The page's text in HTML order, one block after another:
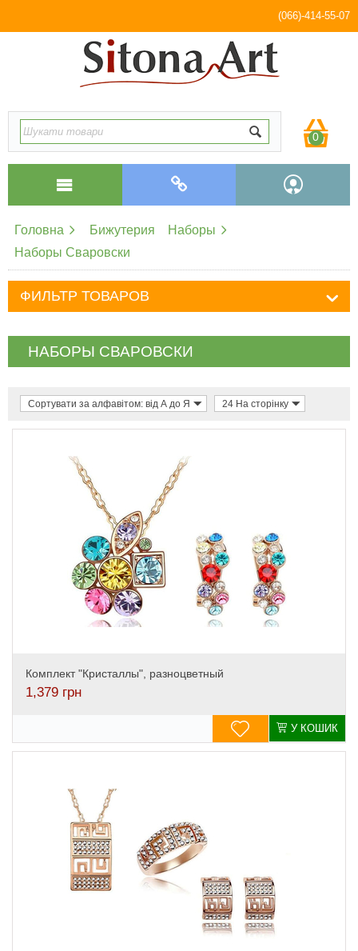
(066)-414-55-07
0
Головна Бижутерия
Наборы
Наборы Сваровски
ФИЛЬТР ТОВАРОВ
НАБОРЫ СВАРОВСКИ
Сортувати за алфавітом: від А до Я 24 На сторінку
Комплект "Кристаллы", разноцветный
1,379 грн
У КОШИК